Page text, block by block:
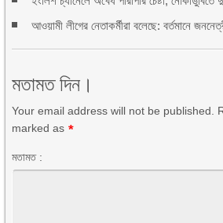
আওয়ামী লীগের নেতাকর্মীরা বলেছে: বর্তমানে
মতামত দিন।
Your email address will not be published.
marked as *
মতামত :